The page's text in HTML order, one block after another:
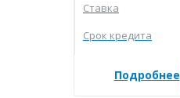
Ставка
Срок кредита
Подробнее